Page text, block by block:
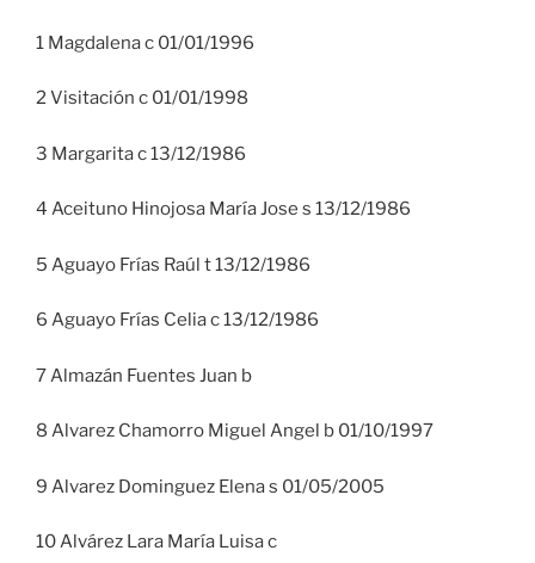
1 Magdalena c 01/01/1996
2 Visitación c 01/01/1998
3 Margarita c 13/12/1986
4 Aceituno Hinojosa María Jose s 13/12/1986
5 Aguayo Frías Raúl t 13/12/1986
6 Aguayo Frías Celia c 13/12/1986
7 Almazán Fuentes Juan b
8 Alvarez Chamorro Miguel Angel b 01/10/1997
9 Alvarez Dominguez Elena s 01/05/2005
10 Alvárez Lara María Luisa c